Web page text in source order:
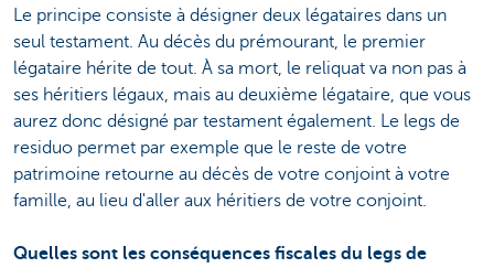
Le principe consiste à désigner deux légataires dans un
seul testament. Au décès du prémourant, le premier
légataire hérite de tout. À sa mort, le reliquat va non pas à
ses héritiers légaux, mais au deuxième légataire, que vous
aurez donc désigné par testament également. Le legs de
residuo permet par exemple que le reste de votre
patrimoine retourne au décès de votre conjoint à votre
famille, au lieu d'aller aux héritiers de votre conjoint.
Quelles sont les conséquences fiscales du legs de